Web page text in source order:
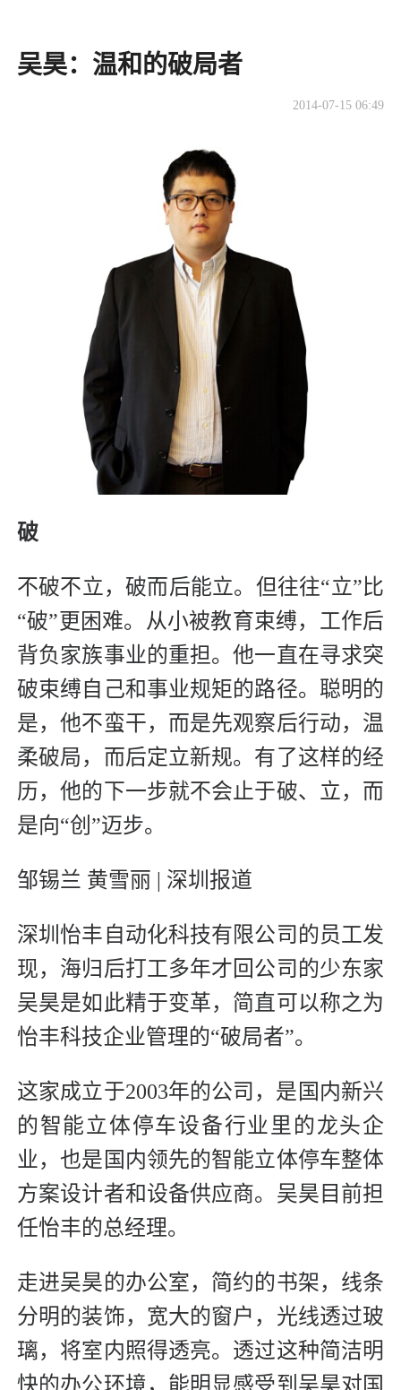
吴昊：温和的破局者
2014-07-15 06:49
破
不破不立，破而后能立。但往往“立”比
“破”更困难。从小被教育束缚，工作后
背负家族事业的重担。他一直在寻求突
破束缚自己和事业规矩的路径。聪明的
是，他不蛮干，而是先观察后行动，温
柔破局，而后定立新规。有了这样的经
历，他的下一步就不会止于破、立，而
是向“创”迈步。
邹锡兰 黄雪丽 | 深圳报道
深圳怡丰自动化科技有限公司的员工发
现，海归后打工多年才回公司的少东家
吴昊是如此精于变革，简直可以称之为
怡丰科技企业管理的“破局者”。
这家成立于2003年的公司，是国内新兴
的智能立体停车设备行业里的龙头企
业，也是国内领先的智能立体停车整体
方案设计者和设备供应商。吴昊目前担
任怡丰的总经理。
走进吴昊的办公室，简约的书架，线条
分明的装饰，宽大的窗户，光线透过玻
璃，将室内照得透亮。透过这种简洁明
快的办公环境，能明显感受到吴昊对国